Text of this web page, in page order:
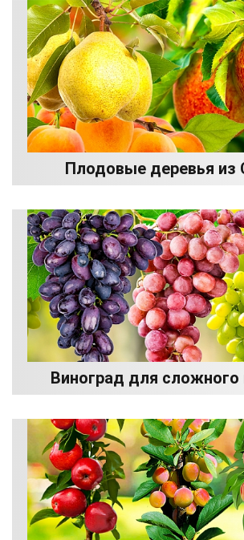
Плодовые деревья из
Виноград для сложного